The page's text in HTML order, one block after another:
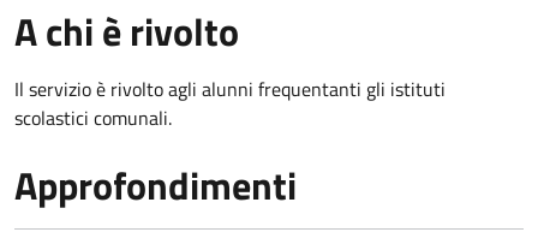
A chi è rivolto
Il servizio è rivolto agli alunni frequentanti gli istituti
scolastici comunali.
Approfondimenti